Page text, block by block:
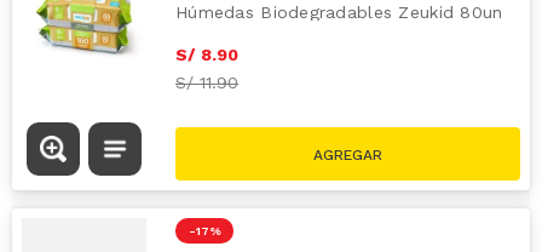
Húmedas Biodegradables Zeukid 80un
S/ 8.90
S/11.90
-17 %